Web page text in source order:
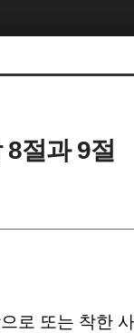
절과 9절
로 또는 착한